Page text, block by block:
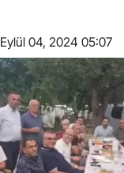
Eylül 04, 2024 05:07